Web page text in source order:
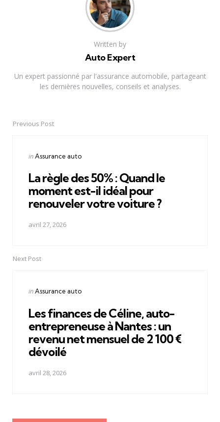
Written by
Auto Expert
Un expert passionné par l'assurance automobile, partageant
les dernières nouvelles, conseils et analyses.
PostPrevious Post
Posted
inAssurance auto
La règle des 50% : Quand le
moment est-il idéal pour
renouveler votre voiture ?
avril 27, 2026
Next Post
Posted
inAssurance auto
Les finances de Céline, auto-
entrepreneuse à Nantes : un
revenu net mensuel de 2 100 €
dévoilé
avril 28, 2026